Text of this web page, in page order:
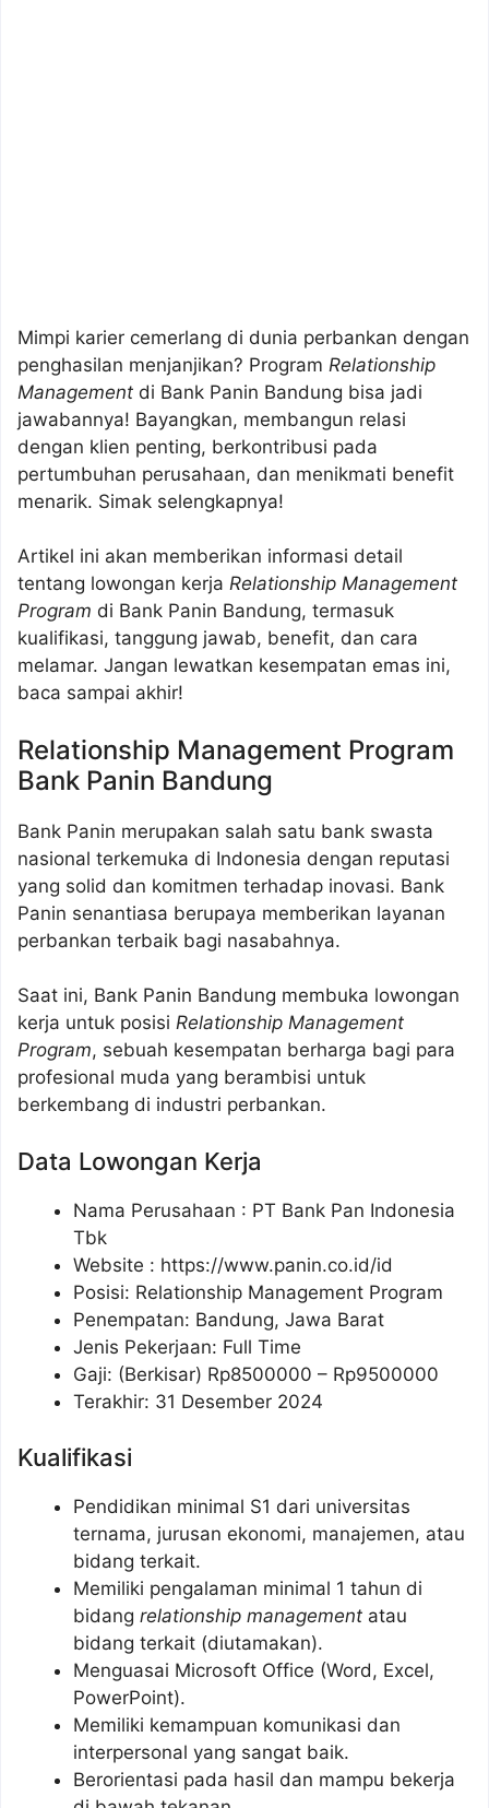
Mimpi karier cemerlang di dunia perbankan dengan
penghasilan menjanjikan? Program Relationship
Management di Bank Panin Bandung bisa jadi
jawabannya! Bayangkan, membangun relasi
dengan klien penting, berkontribusi pada
pertumbuhan perusahaan, dan menikmati benefit
menarik. Simak selengkapnya!
Artikel ini akan memberikan informasi detail
tentang lowongan kerja Relationship Management
Program di Bank Panin Bandung, termasuk
kualifikasi, tanggung jawab, benefit, dan cara
melamar. Jangan lewatkan kesempatan emas ini,
baca sampai akhir!
Relationship Management Program
Bank Panin Bandung
Bank Panin merupakan salah satu bank swasta
nasional terkemuka di Indonesia dengan reputasi
yang solid dan komitmen terhadap inovasi. Bank
Panin senantiasa berupaya memberikan layanan
perbankan terbaik bagi nasabahnya.
Saat ini, Bank Panin Bandung membuka lowongan
kerja untuk posisi Relationship Management
Program, sebuah kesempatan berharga bagi para
profesional muda yang berambisi untuk
berkembang di industri perbankan.
Data Lowongan Kerja
Nama Perusahaan : PT Bank Pan Indonesia
Tbk
Website : https://www.panin.co.id/id
Posisi: Relationship Management Program
Penempatan: Bandung, Jawa Barat
Jenis Pekerjaan: Full Time
Gaji: (Berkisar) Rp8500000 – Rp9500000
Terakhir: 31 Desember 2024
Kualifikasi
Pendidikan minimal S1 dari universitas
ternama, jurusan ekonomi, manajemen, atau
bidang terkait.
Memiliki pengalaman minimal 1 tahun di
bidang relationship management atau
bidang terkait (diutamakan).
Menguasai Microsoft Office (Word, Excel,
PowerPoint).
Memiliki kemampuan komunikasi dan
interpersonal yang sangat baik.
Berorientasi pada hasil dan mampu bekerja